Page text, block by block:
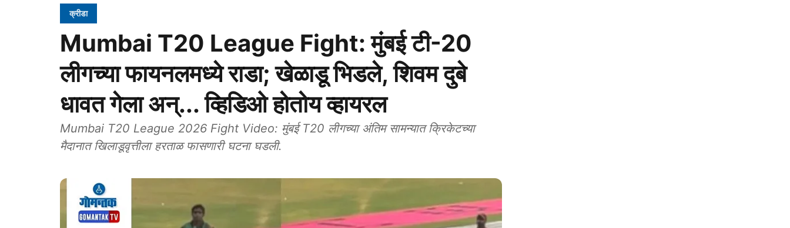
क्रीडा
Mumbai T20 League Fight: मुंबई टी-20
लीगच्या फायनलमध्ये राडा; खेळाडू भिडले, शिवम दुबे
धावत गेला अन्... व्हिडिओ होतोय व्हायरल
Mumbai T20 League 2026 Fight Video: मुंबई T20 लीगच्या अंतिम सामन्यात क्रिकेटच्या
मैदानात खिलाडूवृत्तीला हरताळ फासणारी घटना घडली.